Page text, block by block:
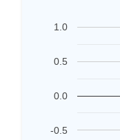
-0.5
0.0
0.5
1.0